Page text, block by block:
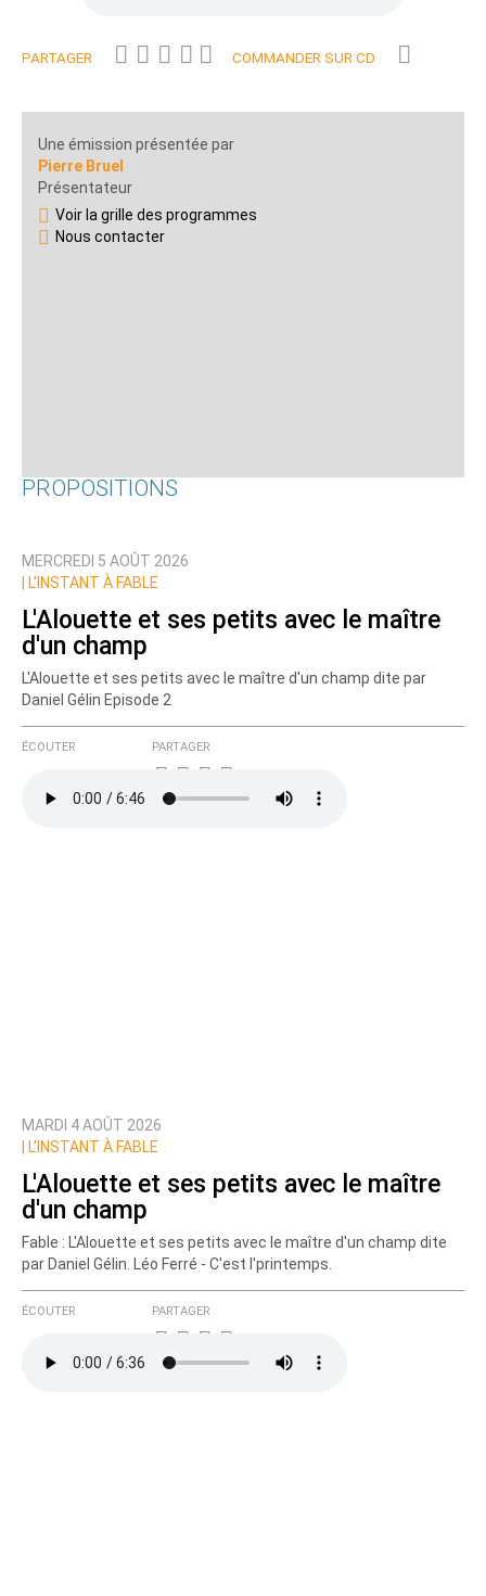
PARTAGER COMMANDER SUR CD
Une émission présentée par
Pierre Bruel
Présentateur
Voir la grille des programmes
Nous contacter
PROPOSITIONS
MERCREDI 5 AOÛT 2026
L’INSTANT À FABLE
L'Alouette et ses petits avec le maître
d'un champ
L'Alouette et ses petits avec le maître d'un champ dite par
Daniel Gélin Episode 2
ÉCOUTER PARTAGER
MARDI 4 AOÛT 2026
L’INSTANT À FABLE
L'Alouette et ses petits avec le maître
d'un champ
Fable : L'Alouette et ses petits avec le maître d'un champ dite
par Daniel Gélin. Léo Ferré - C'est l'printemps.
ÉCOUTER PARTAGER